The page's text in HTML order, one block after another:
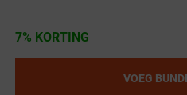
7% KORTING
VOEG